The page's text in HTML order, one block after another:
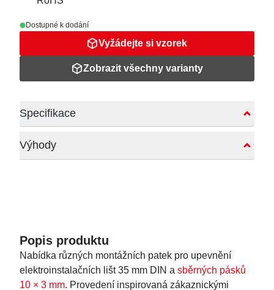
Dostupné k dodání
Vyžádejte si vzorek
Zobrazit všechny varianty
Specifikace
Výhody
Popis produktu
Nabídka různých montážních patek pro upevnění
elektroinstalačních lišt 35 mm DIN a sběrných pásků
10 × 3 mm. Provedení inspirovaná zákaznickými